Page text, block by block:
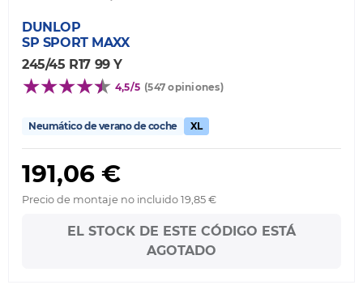
DUNLOP
SP SPORT MAXX
245/45 R17 99 Y
4,5/5 (547 opiniones)
Neumático de verano de coche XL
191,06 €
Precio de montaje no incluido 19,85 €
EL STOCK DE ESTE CÓDIGO ESTÁ
AGOTADO